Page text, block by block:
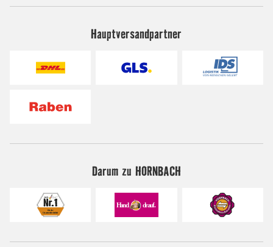
Hauptversandpartner
Darum zu HORNBACH